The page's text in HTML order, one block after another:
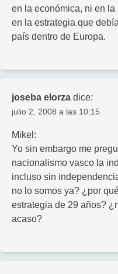
en la económica, ni en
en la estrategia que
país dentro de Europa.
joseba elorza dice:
julio 2, 2008 a las 10:15
Mikel:
Yo sin embargo me
nacionalismo vasco la
incluso sin
no lo somos ya? ¿por
estrategia de 29 años?
acaso?